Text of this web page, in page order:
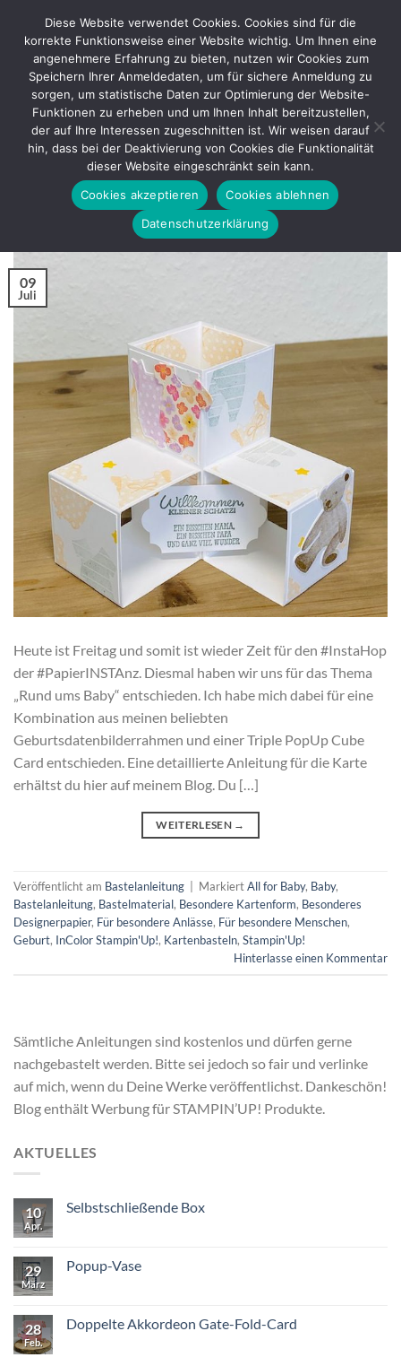
Inhalt
springen
SCHLAGWORT-ARCHIVE:INCOLOR STAMPIN'UP!
Sämtliche Anleitungen sind kostenlos und dürfen gerne
nachgebastelt werden. Bitte sei jedoch so fair und verlinke
auf mich, wenn du Deine Werke veröffentlichst. Dankeschön!
Blog enthält Werbung für STAMPIN’UP! Produkte.
AKTUELLES
10
Apr.
Selbstschließende Box
29
März
Popup-Vase
28
Feb.
Doppelte Akkordeon Gate-Fold-Card
BASTELANLEITUNG
Triple PopUp Cube Card – Bastelanleitung
VERÖFFENTLICHT AM VON
09
Juli
Heute ist Freitag und somit ist wieder Zeit für den #InstaHop
der #PapierINSTAnz. Diesmal haben wir uns für das Thema
„Rund ums Baby“ entschieden. Ich habe mich dabei für eine
Kombination aus meinen beliebten
Geburtsdatenbilderrahmen und einer Triple PopUp Cube
Card entschieden. Eine detaillierte Anleitung für die Karte
erhältst du hier auf meinem Blog. Du […]
WEITERLESEN →
Veröffentlicht am Bastelanleitung MarkiertAll for Baby, Baby,
Bastelanleitung, Bastelmaterial, Besondere Kartenform, Besonderes
Designerpapier, Für besondere Anlässe, Für besondere Menschen,
Geburt, InColor Stampin'Up!, Kartenbasteln, Stampin'Up!
Hinterlasse einen Kommentar
Diese Website verwendet Cookies. Cookies sind für die
korrekte Funktionsweise einer Website wichtig. Um Ihnen eine
angenehmere Erfahrung zu bieten, nutzen wir Cookies zum
Speichern Ihrer Anmeldedaten, um für sichere Anmeldung zu
sorgen, um statistische Daten zur Optimierung der Website-
Funktionen zu erheben und um Ihnen Inhalt bereitzustellen,
der auf Ihre Interessen zugeschnitten ist. Wir weisen darauf
hin, dass bei der Deaktivierung von Cookies die Funktionalität
dieser Website eingeschränkt sein kann.
Cookies akzeptieren
Cookies ablehnen
Datenschutzerklärung